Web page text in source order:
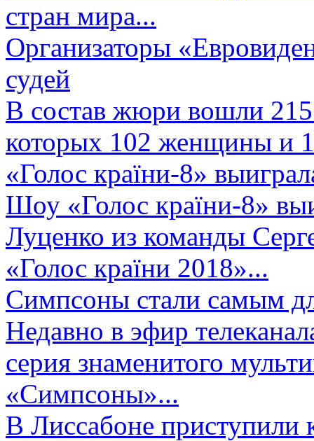
стран мира...
Организаторы
судей
В состав жюри вошли 215
которых 102 женщины и
«Голос країни-8»
Шоу «Голос країни-8»
Луценко из команды
«Голос країни 2018»...
Симпсоны стали самым
Недавно в эфир
серия знаменитого
«Симпсоны»...
В Лиссабоне приступили